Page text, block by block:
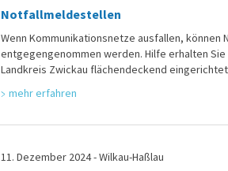
Notfallmeldestellen
Wenn Kommunikationsnetze ausfallen, können
entgegengenommen werden. Hilfe erhalten
Landkreis Zwickau flächendeckend
mehr erfahren
11. Dezember 2024 - Wilkau-Haßlau